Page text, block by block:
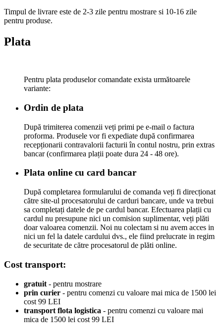
Timpul de livrare este de 2-3 zile pentru mostrare si 10-16 zile
pentru produse.
Plata
Pentru plata produselor comandate exista următoarele
variante:
Ordin de plata
După trimiterea comenzii veți primi pe e-mail o factura
proforma. Produsele vor fi expediate după confirmarea
recepționarii contravalorii facturii în contul nostru, prin extras
bancar (confirmarea plații poate dura 24 - 48 ore).
Plata online cu card bancar
După completarea formularului de comanda veți fi direcționat
către site-ul procesatorului de carduri bancare, unde va trebui
sa completați datele de pe cardul bancar. Efectuarea plații cu
cardul nu presupune nici un comision suplimentar, veți plăti
doar valoarea comenzii. Noi nu colectam si nu avem acces in
nici un fel la datele cardului dvs., ele fiind prelucrate in regim
de securitate de către procesatorul de plăti online.
Cost transport:
gratuit - pentru mostrare
prin curier - pentru comenzi cu valoare mai mica de 1500 lei
cost 99 LEI
transport flota logistica - pentru comenzi cu valoare mai
mica de 1500 lei cost 99 LEI